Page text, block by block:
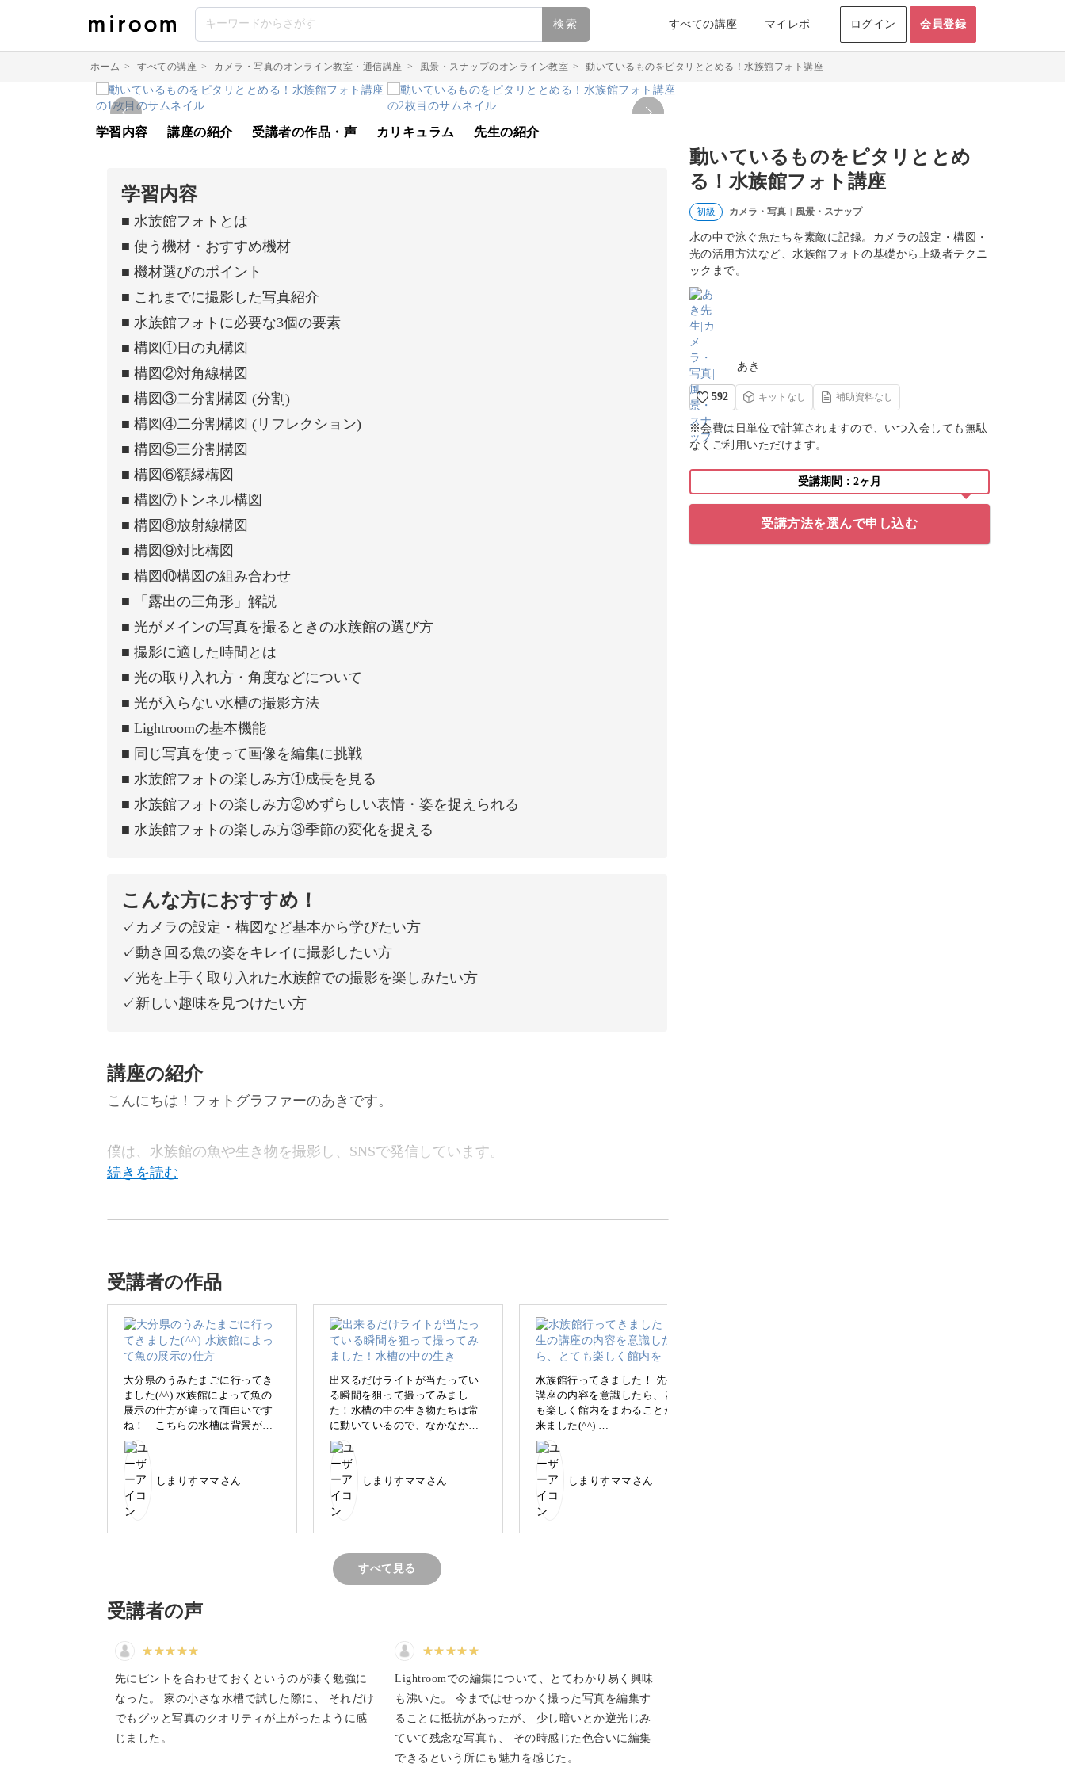
検索 すべての講座 マイレポ ログイン 会員登録
ホーム > すべての講座 > カメラ・写真のオンライン教室・通信講座 > 風景・スナップのオンライン教室 > 動いているものをピタリととめる！水族館フォト講座
動いているものをピタリととめ
る！水族館フォト講座
初級 カメラ・写真 | 風景・スナップ
水の中で泳ぐ魚たちを素敵に記録。カメラの設定・構図・
光の活用方法など、水族館フォトの基礎から上級者テクニ
ックまで。
あき
592 キットなし 補助資料なし
※会費は日単位で計算されますので、いつ入会しても無駄
なくご利用いただけます。
受講期間：2ヶ月
受講方法を選んで申し込む
学習内容 講座の紹介 受講者の作品・声 カリキュラム 先生の紹介
学習内容
■ 水族館フォトとは
■ 使う機材・おすすめ機材
■ 機材選びのポイント
■ これまでに撮影した写真紹介
■ 水族館フォトに必要な3個の要素
■ 構図①日の丸構図
■ 構図②対角線構図
■ 構図③二分割構図 (分割)
■ 構図④二分割構図 (リフレクション)
■ 構図⑤三分割構図
■ 構図⑥額縁構図
■ 構図⑦トンネル構図
■ 構図⑧放射線構図
■ 構図⑨対比構図
■ 構図⑩構図の組み合わせ
■ 「露出の三角形」解説
■ 光がメインの写真を撮るときの水族館の選び方
■ 撮影に適した時間とは
■ 光の取り入れ方・角度などについて
■ 光が入らない水槽の撮影方法
■ Lightroomの基本機能
■ 同じ写真を使って画像を編集に挑戦
■ 水族館フォトの楽しみ方①成長を見る
■ 水族館フォトの楽しみ方②めずらしい表情・姿を捉えられる
■ 水族館フォトの楽しみ方③季節の変化を捉える
こんな方におすすめ！
✓カメラの設定・構図など基本から学びたい方
✓動き回る魚の姿をキレイに撮影したい方
✓光を上手く取り入れた水族館での撮影を楽しみたい方
✓新しい趣味を見つけたい方
講座の紹介
こんにちは！フォトグラファーのあきです。
僕は、水族館の魚や生き物を撮影し、SNSで発信しています。
えします。
水族館へ一緒に出かけるような気持ちで、楽しく学んでいきましょう！
動いているものを「ピタリ」と止めるテクニックが学べます
動いているものをピタリと止めて撮影するのはなかなか難しいです。
がある方も多いのではないでしょうか。
ります。
受講者の作品
大分県のうみたまごに行ってき
ました(^^) 水族館によって魚の
展示の仕方が違って面白いです
ね！ こちらの水槽は背景が黒
で、ショッキングピンクのお花
が入っていて、魚のビジュアル
が際立つようにコーディネート
されていました！
しまりすママさん
出来るだけライトが当たってい
る瞬間を狙って撮ってみまし
た！水槽の中の生き物たちは常
に動いているので、なかなか思
い通りにはなりませんが、それ
も醍醐味ですね！(^^)
しまりすママさん
水族館行ってきました！ 先生の
講座の内容を意識したら、とて
も楽しく館内をまわることが出
来ました(^^)
こちらの写真はムツゴロウが2匹
見つめあっているように撮りま
した。
私のカメラはオートフォーカス
しか出来ない機種だと思い込ん
でいましたが、こちらのレッス
ンを聞きながら設定を見直して
しまりすママさん
すべて見る
受講者の声
先にピントを合わせておくというのが凄く勉強に
なった。 家の小さな水槽で試した際に、 それだけ
でもグッと写真のクオリティが上がったように感
じました。
Lightroomでの編集について、とてわかり易く興味
も沸いた。 今まではせっかく撮った写真を編集す
ることに抵抗があったが、 少し暗いとか逆光じみ
ていて残念な写真も、 その時感じた色合いに編集
できるという所にも魅力を感じた。